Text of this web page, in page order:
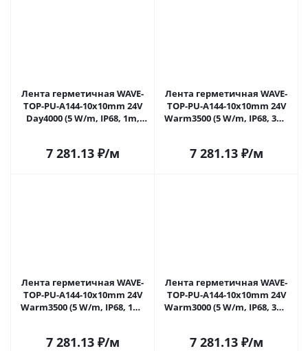
Лента герметичная WAVE-
TOP-PU-A144-10x10mm 24V
Day4000 (5 W/m, IP68, 1m,
7 281.13₽/м
Лента герметичная WAVE-
TOP-PU-A144-10x10mm 24V
Warm3500 (5 W/m, IP68, 3m,
7 281.13₽/м
Лента герметичная WAVE-
TOP-PU-A144-10x10mm 24V
Warm3500 (5 W/m, IP68, 1m,
7 281.13₽/м
Лента герметичная WAVE-
TOP-PU-A144-10x10mm 24V
Warm3000 (5 W/m, IP68, 3m,
7 281.13₽/м